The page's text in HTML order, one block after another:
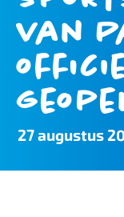
van
27 augustus